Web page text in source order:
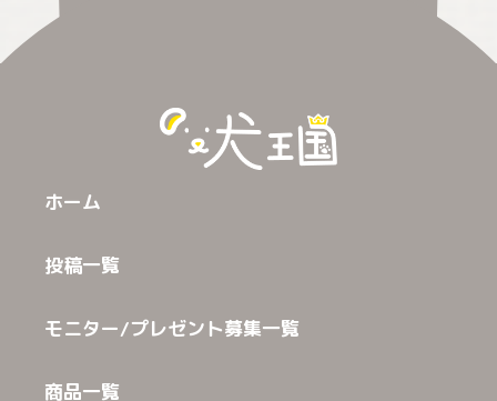
ホーム
投稿一覧
モニター/プレゼント募集一覧
商品一覧